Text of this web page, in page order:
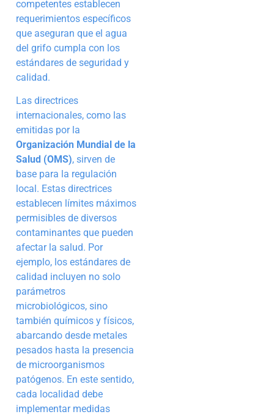
competentes establecen
requerimientos específicos
que aseguran que el agua
del grifo cumpla con los
estándares de seguridad y
calidad.
Las directrices
internacionales, como las
emitidas por la
Organización Mundial de la
Salud (OMS), sirven de
base para la regulación
local. Estas directrices
establecen límites máximos
permisibles de diversos
contaminantes que pueden
afectar la salud. Por
ejemplo, los estándares de
calidad incluyen no solo
parámetros
microbiológicos, sino
también químicos y físicos,
abarcando desde metales
pesados hasta la presencia
de microorganismos
patógenos. En este sentido,
cada localidad debe
implementar medidas